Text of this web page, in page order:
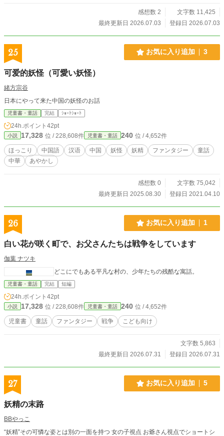
感想数 2
文字数 11,425
最終更新日 2026.07.03
登録日 2026.07.03
25 お気に入り追加 3
可爱的妖怪（可愛い妖怪）
緒方宗谷
日本にやって来た中国の妖怪のお話
児童書・童話 完結 ｼｮｰﾄｼｮｰﾄ
24h.ポイント 42pt
小説 17,328 位 / 228,608件 児童書・童話 240 位 / 4,652件
ほっこり 中国語 汉语 中国 妖怪 妖精 ファンタジー
童話
中華
あやかし
感想数 0
文字数 75,042
最終更新日 2025.08.30
登録日 2021.04.10
26 お気に入り追加 1
白い花が咲く町で、お父さんたちは戦争をしています
伽葉 ナツキ
どこにでもある平凡な村の、少年たちの残酷な寓話。
児童書・童話 完結 短編
24h.ポイント 42pt
小説 17,328 位 / 228,608件 児童書・童話 240 位 / 4,652件
児童書 童話 ファンタジー 戦争 こども向け
文字数 5,863
最終更新日 2026.07.31
登録日 2026.07.31
27 お気に入り追加 5
妖精の末路
BBやっこ
“妖精”その可憐な姿とは別の一面を持つ 女の子視点 お爺さん視点でショートシ